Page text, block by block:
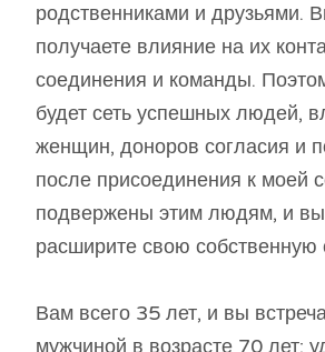
родственниками и друзьями.
получаете влияние на их
соединения и команды.
будет сеть успешных людей,
женщин, доноров согласия и
после присоединения к моей
подвержены этим людям, и
расширите свою собственную
Вам всего 35 лет, и вы
мужчиной в возрасте 70 лет;